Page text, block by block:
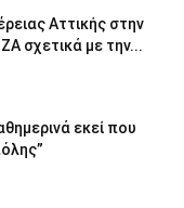
Αττικής στην
σχετικά με την...
εκεί που